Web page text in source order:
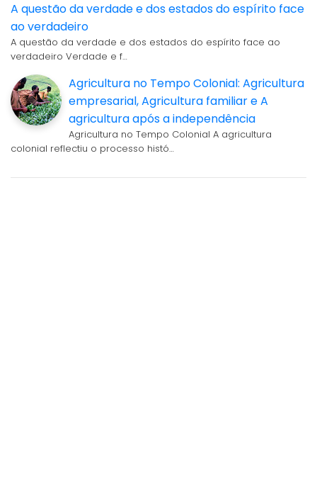
A questão da verdade e dos estados do espírito face
ao verdadeiro
A questão da verdade e dos estados do espírito face ao
verdadeiro Verdade e f…
Agricultura no Tempo Colonial: Agricultura
empresarial, Agricultura familiar e A
agricultura após a independência
Agricultura no Tempo Colonial A agricultura
colonial reflectiu o processo histó…